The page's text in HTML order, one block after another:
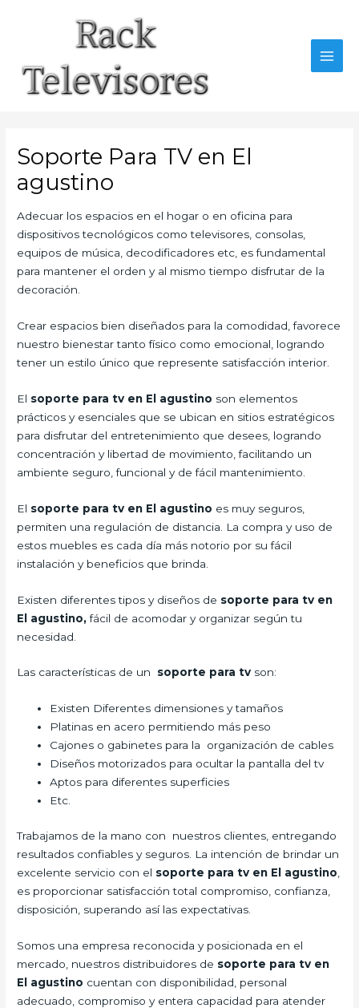
Soporte Para TV en El
agustino
Adecuar los espacios en el hogar o en oficina para
dispositivos tecnológicos como televisores, consolas,
equipos de música, decodificadores etc, es fundamental
para mantener el orden y al mismo tiempo disfrutar de la
decoración.
Crear espacios bien diseñados para la comodidad, favorece
nuestro bienestar tanto físico como emocional, logrando
tener un estilo único que represente satisfacción interior.
El soporte para tv en El agustino son elementos
prácticos y esenciales que se ubican en sitios estratégicos
para disfrutar del entretenimiento que desees, logrando
concentración y libertad de movimiento, facilitando un
ambiente seguro, funcional y de fácil mantenimiento.
El soporte para tv en El agustino es muy seguros,
permiten una regulación de distancia. La compra y uso de
estos muebles es cada día más notorio por su fácil
instalación y beneficios que brinda.
Existen diferentes tipos y diseños de soporte para tv en
El agustino,fácil de acomodar y organizar según tu
necesidad.
Las características de un soporte para tv son:
Existen Diferentes dimensiones y tamaños
Platinas en acero permitiendo más peso
Cajones o gabinetes para la organización de cables
Diseños motorizados para ocultar la pantalla del tv
Aptos para diferentes superficies
Etc.
Trabajamos de la mano con nuestros clientes, entregando
resultados confiables y seguros. La intención de brindar un
excelente servicio con el soporte para tv en El agustino
es proporcionar satisfacción total compromiso, confianza,
disposición, superando así las expectativas.
Somos una empresa reconocida y posicionada en el
mercado, nuestros distribuidores de soporte para tv en
El agustino cuentan con disponibilidad, personal
adecuado, compromiso y entera capacidad para atender